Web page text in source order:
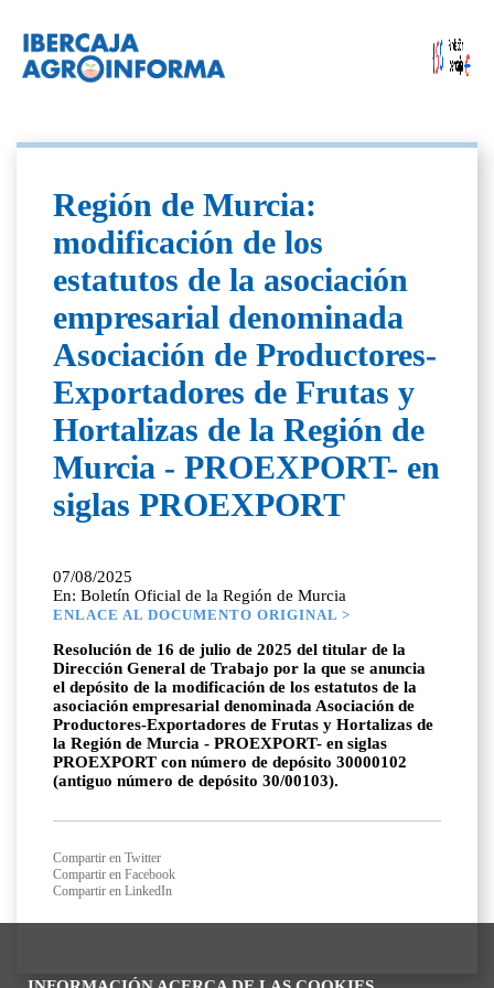
Región de Murcia:
modificación de los
estatutos de la asociación
empresarial denominada
Asociación de Productores-
Exportadores de Frutas y
Hortalizas de la Región de
Murcia - PROEXPORT- en
siglas PROEXPORT
07/08/2025
En: Boletín Oficial de la Región de Murcia
ENLACE AL DOCUMENTO ORIGINAL >
Resolución de 16 de julio de 2025 del titular de la
Dirección General de Trabajo por la que se anuncia
el depósito de la modificación de los estatutos de la
asociación empresarial denominada Asociación de
Productores-Exportadores de Frutas y Hortalizas de
la Región de Murcia - PROEXPORT- en siglas
PROEXPORT con número de depósito 30000102
(antiguo número de depósito 30/00103).
Compartir en Twitter
Compartir en Facebook
Compartir en LinkedIn